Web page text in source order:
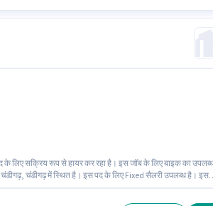
के लिए सक्रिय रूप से हायर कर रहा है। इस जॉब के लिए बाइक का
चंडीगढ़ में स्थित है। इस पद के लिए Fixed सैलरी उपलब्ध है। इस